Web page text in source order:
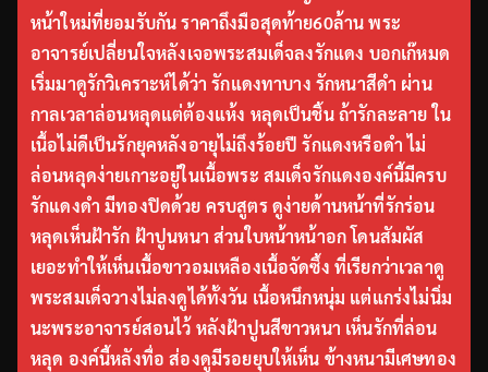
หน้าใหม่ที่ยอมรับกัน ราคาถึงมือสุดท้าย60ล้าน พระ
อาจารย์เปลี่ยนใจหลังเจอพระสมเด็จลงรักแดง บอกเก๊หมด
เริ่มมาดูรักวิเคราะห์ได้ว่า รักแดงทาบาง รักหนาสีดำ ผ่าน
กาลเวลาล่อนหลุดแต่ต้องแห้ง หลุดเป็นชิ้น ถ้ารักละลาย ใน
เนื้อไม่ดีเป็นรักยุคหลังอายุไม่ถึงร้อยปี รักแดงหรือดำ ไม่
ล่อนหลุดง่ายเกาะอยู่ในเนื้อพระ สมเด็จรักแดงองค์นี้มีครบ
รักแดงดำ มีทองปิดด้วย ครบสูตร ดูง่ายด้านหน้าที่รักร่อน
หลุดเห็นฝ้ารัก ฝ้าปูนหนา ส่วนใบหน้าหน้าอก โดนสัมผัส
เยอะทำให้เห็นเนื้อขาวอมเหลืองเนื้อจัดซึ้ง ที่เรียกว่าเวลาดู
พระสมเด็จวางไม่ลงดูได้ทั้งวัน เนื้อหนึกหนุ่ม แต่แกร่งไม่นิ่ม
นะพระอาจารย์สอนไว้ หลังฝ้าปูนสีขาวหนา เห็นรักที่ล่อน
หลุด องค์นี้หลังทื่อ ส่องดูมีรอยยุบให้เห็น ข้างหนามีเศษทอง